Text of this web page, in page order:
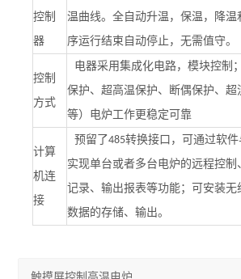
控制
器
温曲线。全自动升温，保温，降温
序运行结束自动停止，无需值守。
控制
方式
电器采用集成化电路，模块控制
保护、超高温保护、断偶保护、超
等）电炉工作更稳定可靠
计算
机连
接
预留了485转换接口，可通过软件
实现单台或者多台电炉的远程控制
记录、输出报表等功能；可安装无
数据的存储、输出。